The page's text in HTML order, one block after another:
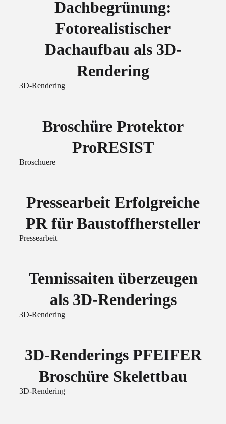
Dachbegrünung:
Fotorealistischer
Dachaufbau als 3D-
Rendering
3D-Rendering
Broschüre Protektor
ProRESIST
Broschuere
Pressearbeit Erfolgreiche
PR für Baustoffhersteller
Pressearbeit
Tennissaiten überzeugen
als 3D-Renderings
3D-Rendering
3D-Renderings PFEIFER
Broschüre Skelettbau
3D-Rendering